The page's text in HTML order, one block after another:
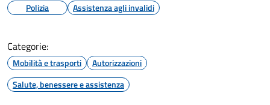
Polizia Assistenza agli invalidi
Categorie:
Mobilità e trasporti
Autorizzazioni
Salute, benessere e assistenza